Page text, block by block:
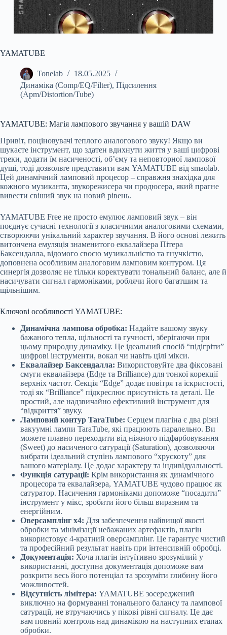
YAMATUBE
Tonelab
18.05.2025
Динаміка (Comp/EQ/Filter), Підсилення
(Apm/Distortion/Tube)
YAMATUBE: Магія лампового звучання у вашій DAW
Привіт, поціновувачі теплого аналогового звуку! Якщо ви
шукаєте інструмент, що здатен вдихнути життя у ваші цифрові
треки, додати їм насиченості, об’єму та неповторної лампової
душі, тоді дозвольте представити вам YAMATUBE від smaolab.
Цей динамічний ламповий процесор – справжня знахідка для
кожного музиканта, звукорежисера чи продюсера, який прагне
вивести свіший звук на новий рівень.
YAMATUBE Free не просто емулює ламповий звук – він
поєднує сучасні технології з класичними аналоговими схемами,
створюючи унікальний характер звучання. В його основі лежить
витончена емуляція знаменитого еквалайзера Пітера
Баксендалла, відомого своєю музикальністю та гнучкістю,
доповнена особливим аналоговим ламповим контуром. Ця
синергія дозволяє не тільки коректувати тональний баланс, але й
насичувати сигнал гармоніками, роблячи його багатшим та
щільнішим.
Ключові особливості YAMATUBE:
Динамічна лампова обробка: Надайте вашому звуку
бажаного тепла, щільності та гучності, зберігаючи при
цьому природну динаміку. Це ідеальний спосіб “підігріти”
цифрові інструменти, вокал чи навіть цілі мікси.
Еквалайзер Баксендалла: Використовуйте два фіксовані
смуги еквалайзера (Edge та Brilliance) для тонкої корекції
верхніх частот. Секція “Edge” додає повітря та іскристості,
тоді як “Brilliance” підкреслює присутність та деталі. Це
простий, але надзвичайно ефективний інструмент для
“відкриття” звуку.
Ламповий контур TaraTube: Серцем плагіна є два різні
вакуумні лампи TaraTube, які працюють паралельно. Ви
можете плавно переходити від ніжного підфарбовування
(Sweet) до насиченого сатурації (Saturation), дозволяючи
вибрати ідеальний ступінь лампового “хрускоту” для
вашого матеріалу. Це додає характеру та індивідуальності.
Функція сатурації: Крім використання як динамічного
процесора та еквалайзера, YAMATUBE чудово працює як
сатуратор. Насичення гармоніками допоможе “посадити”
інструмент у мікс, зробити його більш виразним та
енергійним.
Оверсамплінг x4: Для забезпечення найвищої якості
обробки та мінімізації небажаних артефактів, плагін
використовує 4-кратний оверсамплінг. Це гарантує чистий
та професійний результат навіть при інтенсивній обробці.
Документація: Хоча плагін інтуїтивно зрозумілий у
використанні, доступна документація допоможе вам
розкрити весь його потенціал та зрозуміти глибину його
можливостей.
Відсутність лімітера: YAMATUBE зосереджений
виключно на формуванні тонального балансу та лампової
сатурації, не втручаючись у пікові рівні сигналу. Це дає
вам повний контроль над динамікою на наступних етапах
обробки.